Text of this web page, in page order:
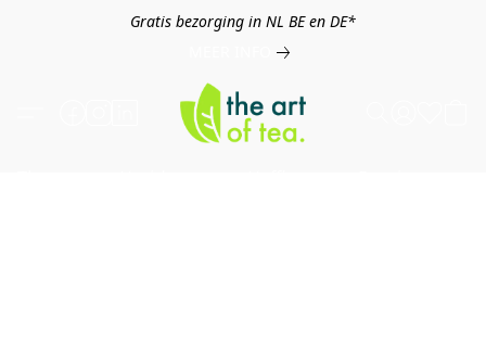
Gratis bezorging in NL BE en DE*